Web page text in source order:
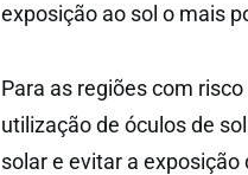
exposição ao sol o mais
Para as regiões com
utilização de óculos de
solar e evitar a exposição